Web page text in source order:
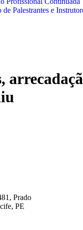
de Palestrantes e
Prado
PE